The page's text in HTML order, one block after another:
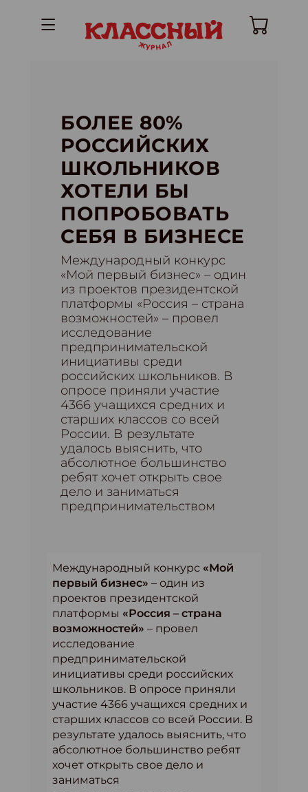
БОЛЕЕ 80%
РОССИЙСКИХ
ШКОЛЬНИКОВ
ХОТЕЛИ БЫ
ПОПРОБОВАТЬ
СЕБЯ В БИЗНЕСЕ
Международный конкурс
«Мой первый бизнес» – один
из проектов президентской
платформы «Россия – страна
возможностей» – провел
исследование
предпринимательской
инициативы среди
российских школьников. В
опросе приняли участие
4366 учащихся средних и
старших классов со всей
России. В результате
удалось выяснить, что
абсолютное большинство
ребят хочет открыть свое
дело и заниматься
предпринимательством
Международный конкурс «Мой
первый бизнес» – один из
проектов президентской
платформы «Россия – страна
возможностей» – провел
исследование
предпринимательской
инициативы среди российских
школьников. В опросе приняли
участие 4366 учащихся средних и
старших классов со всей России. В
результате удалось выяснить, что
абсолютное большинство ребят
хочет открыть свое дело и
заниматься